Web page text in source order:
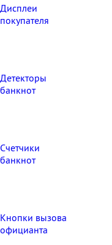
Дисплеи
покупателя
Детекторы
банкнот
Счетчики
банкнот
Кнопки вызова
официанта